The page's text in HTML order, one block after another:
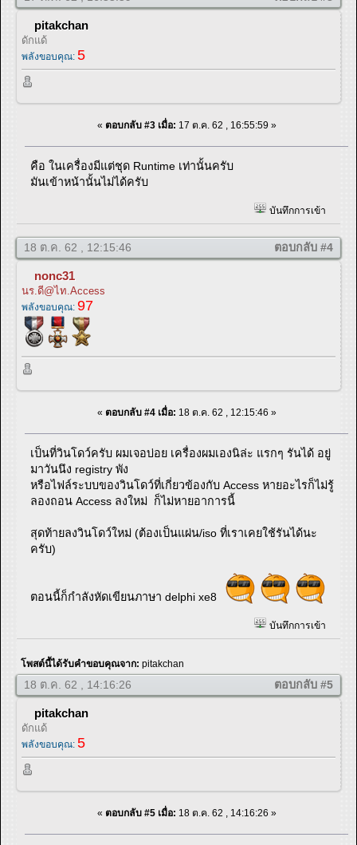
pitakchan
ดักแด้
พลังขอบคุณ: 5
« ตอบกลับ #3 เมื่อ: 17 ต.ค. 62 , 16:55:59 »
คือ ในเครื่องมีแต่ชุด Runtime เท่านั้นครับ
มันเข้าหน้านั้นไม่ได้ครับ
บันทึกการเข้า
18 ต.ค. 62 , 12:15:46 ตอบกลับ #4
nonc31
นร.ดี@ไท.Access
พลังขอบคุณ: 97
« ตอบกลับ #4 เมื่อ: 18 ต.ค. 62 , 12:15:46 »
เป็นที่วินโดว์ครับ ผมเจอบ่อย เครื่องผมเองนิล่ะ แรกๆ รันได้ อยู่
มาวันนึง registry พัง
หรือไฟล์ระบบของวินโดว์ที่เกี่ยวข้องกับ Access หายอะไรก็ไม่รู้
ลองถอน Access ลงใหม่ ก็ไม่หายอาการนี้
สุดท้ายลงวินโดว์ใหม่ (ต้องเป็นแผ่น/iso ที่เราเคยใช้รันได้นะ
ครับ)
ตอนนี้ก็กำลังหัดเขียนภาษา delphi xe8
บันทึกการเข้า
โพสต์นี้ได้รับคำขอบคุณจาก: pitakchan
18 ต.ค. 62 , 14:16:26 ตอบกลับ #5
pitakchan
ดักแด้
พลังขอบคุณ: 5
« ตอบกลับ #5 เมื่อ: 18 ต.ค. 62 , 14:16:26 »